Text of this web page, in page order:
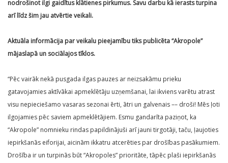
nodrošinot ilgi gaidītus klātienes pirkumus. Savu darbu kā ierasts turpina
arī līdz šim jau atvērtie veikali.
Aktuāla informācija par veikalu pieejamību tiks publicēta “Akropole”
mājaslapā un sociālajos tīklos.
“Pēc vairāk nekā pusgada ilgas pauzes ar neizsakāmu prieku
gatavojamies aktīvākai apmeklētāju uzņemšanai, lai ikviens varētu atrast
visu nepieciešamo vasaras sezonai ērti, ātri un galvenais –– droši! Mēs ļoti
ilgojamies pēc saviem apmeklētājiem. Esmu gandarīta paziņot, ka
“Akropole” nomnieku rindas papildinājuši arī jauni tirgotāji, taču, ļaujoties
iepirkšanās eiforijai, aicinām ikkatru atcerēties par drošības pasākumiem.
Drošība ir un turpinās būt “Akropoles” prioritāte, tāpēc plaši iepirkšanās